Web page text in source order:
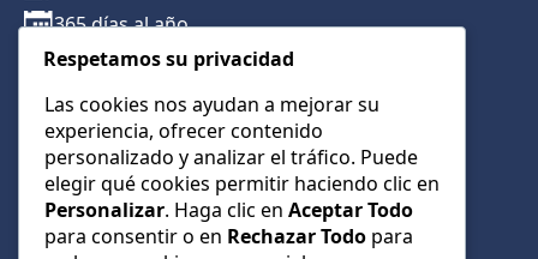
365 días al año
Traslados con reserva previa
Atención por teléfono y WhatsApp 24/7
CONTÁCTANOS
+34 622 01 23 74
+34 622 01 23 74
Respetamos su privacidad
Las cookies nos ayudan a mejorar su
experiencia, ofrecer contenido
personalizado y analizar el tráfico. Puede
elegir qué cookies permitir haciendo clic en
Personalizar. Haga clic en Aceptar Todo
para consentir o en Rechazar Todo para